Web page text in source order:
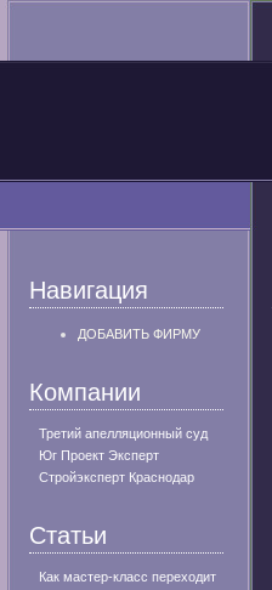
Навигация
ДОБАВИТЬ ФИРМУ
Компании
Третий апелляционный суд
Юг Проект Эксперт
Стройэксперт Краснодар
Статьи
Как мастер-класс переходит